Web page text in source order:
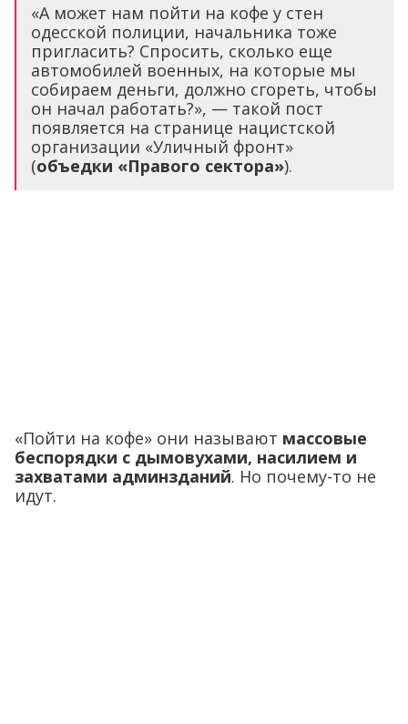
«А может нам пойти на кофе у стен
одесской полиции, начальника тоже
пригласить? Спросить, сколько еще
автомобилей военных, на которые мы
собираем деньги, должно сгореть, чтобы
он начал работать?», — такой пост
появляется на странице нацистской
организации «Уличный фронт»
(объедки «Правого сектора»).
«Пойти на кофе» они называют массовые
беспорядки с дымовухами, насилием и
захватами админзданий. Но почему-то не
идут.